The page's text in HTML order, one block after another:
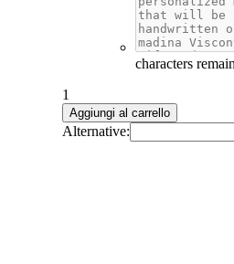
characters
1
Panzè
Choker
Aggiungi al carrello
Alternative: